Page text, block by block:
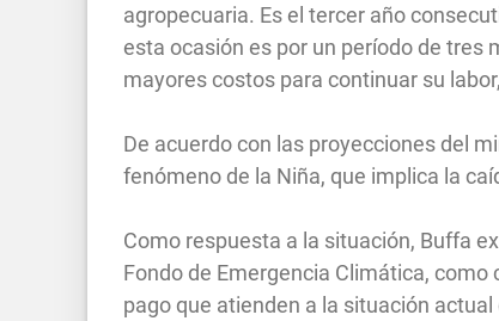
agropecuaria. Es el tercer año
esta ocasión es por un período de tres
mayores costos para continuar su
De acuerdo con las proyecciones del
fenómeno de la Niña, que implica la
Como respuesta a la situación, Buffa
Fondo de Emergencia Climática,
pago que atienden a la situación